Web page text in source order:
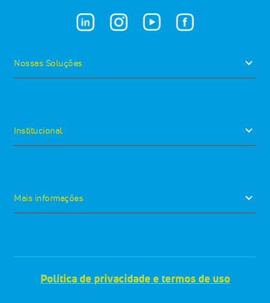
Nossas Soluções keyboard_arrow_down
Institucional keyboard_arrow_down
Mais informações keyboard_arrow_down
Política de privacidade e termos de uso